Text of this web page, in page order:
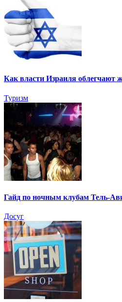
Как власти Израиля облегчают
Туризм
Гайд по ночным клубам Тель-
Досуг